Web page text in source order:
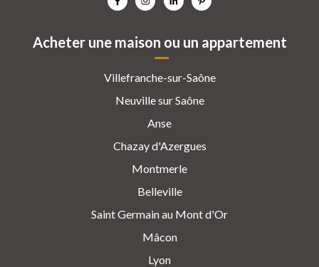
Acheter une maison ou un appartement
Villefranche-sur-Saône
Neuville sur Saône
Anse
Chazay d'Azergues
Montmerle
Belleville
Saint Germain au Mont d'Or
Mâcon
Lyon